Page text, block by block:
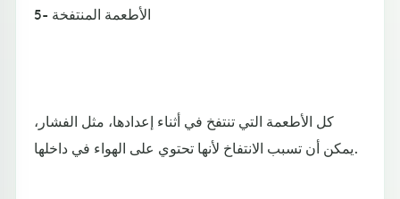
5- الأطعمة المنتفخة
كل الأطعمة التي تنتفخ في أثناء إعدادها، مثل الفشار،
يمكن أن تسبب الانتفاخ لأنها تحتوي على الهواء في داخلها.